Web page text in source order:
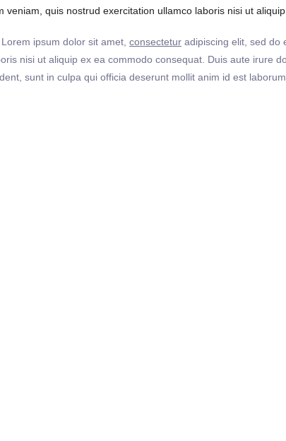
quis nostrud exercitation ullamco laboris nisi ut
Lorem ipsum dolor sit amet, consectetur adipiscing elit, sed do
nisi ut aliquip ex ea commodo consequat. Duis aute irure
sunt in culpa qui officia deserunt mollit anim id est